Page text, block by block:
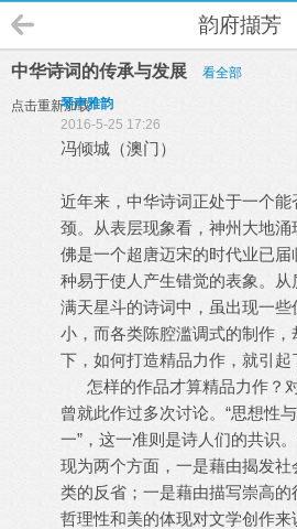
韵府擷芳
中华诗词的传承与发展 看全部
点击重新加载
琴声雅韵
2016-5-25 17:26
冯倾城（澳门）
近年来，中华诗词正处于一个
颈。从表层现象看，神州大地
佛是一个超唐迈宋的时代业已
种易于使人产生错觉的表象。
满天星斗的诗词中，虽出现一
小，而各类陈腔滥调式的制作
下，如何打造精品力作，就引起
怎样的作品才算精品力作？
曾就此作过多次讨论。“思想性
一”，这一准则是诗人们的共识
现为两个方面，一是藉由揭发社
类的反省；一是藉由描写崇高的
哲理性和美的体现对文学创作